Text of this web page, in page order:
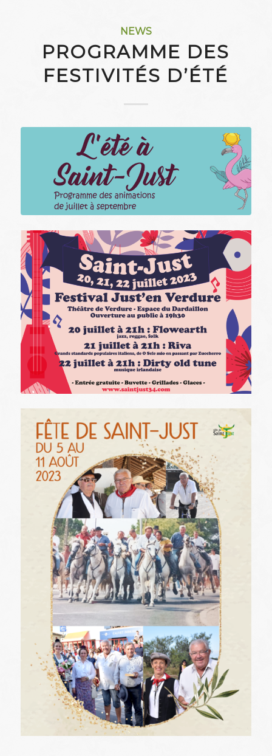
NEWS
PROGRAMME DES
FESTIVITÉS D’ÉTÉ